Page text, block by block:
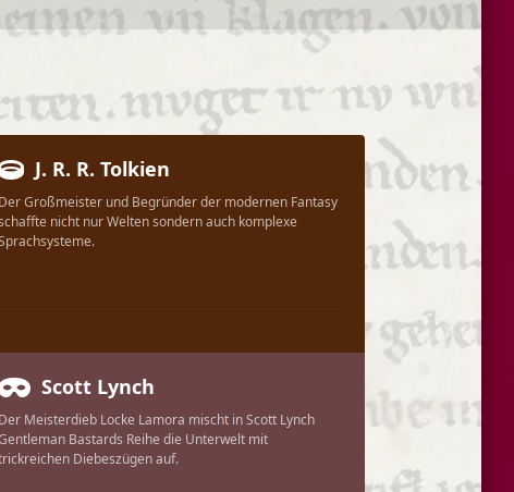
J. R. R. Tolkien
Der Großmeister und Begründer der modernen Fantasy
nicht nur Welten sondern auch komplexe
Scott Lynch
Der Meisterdieb Locke Lamora mischt in Scott Lynch
Bastards Reihe die Unterwelt mit
Diebeszügen auf.